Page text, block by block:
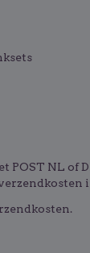
POST NL of